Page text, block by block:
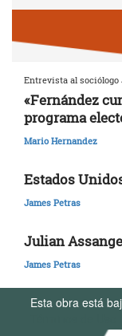
Entrevista al sociólogo
«Fernández
programa
Mario Hernandez
Estados
James Petras
Julian
James Petras
Esta obra está